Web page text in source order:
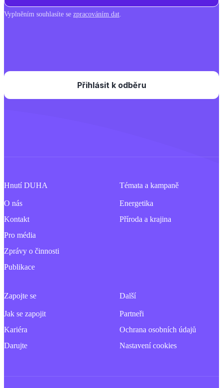
Vyplněním souhlasíte se zpracováním dat
Hnutí DUHA
O nás
Kontakt
Pro média
Zprávy o činnosti
Publikace
Témata a kampaně
Energetika
Příroda a krajina
Zapojte se
Jak se zapojit
Kariéra
Darujte
Další
Partneři
Ochrana osobních údajů
Nastavení cookies